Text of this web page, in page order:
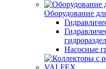
Оборудование
Насосные